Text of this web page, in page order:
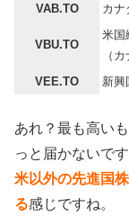
VAB.TO
カナ
VBU.TO
米国
（
VEE.TO 新興
あれ？最も高い
っと届かないで
米以外の先進国
る感じですね。